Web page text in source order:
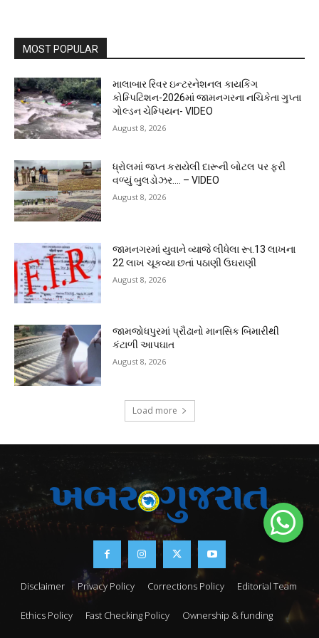
MOST POPULAR
માલાબાર રિવર ઇન્ટરનેશનલ કાયકિંગ
કોમ્પિટિશન-2026માં જામનગરના નચિકેતા ગુપ્તા
ગોલ્ડન ચેમ્પિયન- VIDEO
August 8, 2026
ધ્રોલમાં જપ્ત કરાયેલી દારૂની બોટલ પર ફરી
વળ્યું બુલડોઝર…. – VIDEO
August 8, 2026
જામનગરમાં યુવાને વ્યાજે લીધેલા રૂા.13 લાખના
22 લાખ ચૂકવ્યા છતાં પઠાણી ઉઘરાણી
August 8, 2026
જામજોધપુરમાં પ્રૌઢાનો માનસિક બિમારીથી
કંટાળી આપઘાત
August 8, 2026
Load more
Disclaimer Privacy Policy Corrections Policy Editorial Team
Ethics Policy Fast Checking Policy Ownership & funding